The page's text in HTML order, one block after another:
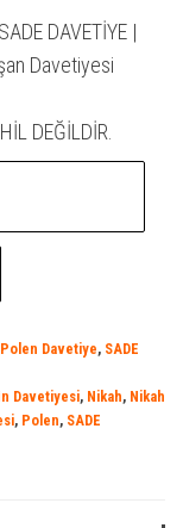
DAVETİYE |
Davetiyesi
DEĞİLDİR.
Polen Davetiye, SADE
Davetiyesi, Nikah, Nikah
, Polen, SADE